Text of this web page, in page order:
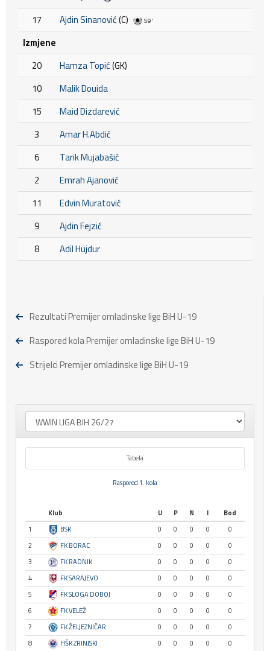
17 Ajdin Sinanović(C) 59'
Izmjene
20
Hamza Topić(GK)
10
Malik Douida
15
Maid Dizdarević
3
Amar H.Abdić
6
Tarik Mujabašić
2
Emrah Ajanović
11
Edvin Muratović
9
Ajdin Fejzić
8
Adil Hujdur
Rezultati Premijer omladinske lige BiH U-19
Raspored kola Premijer omladinske lige BiH U-19
Strijelci Premijer omladinske lige BiH U-19
Tabela
Raspored 1. kola
Klub U P N I
Bod
1
BSK 0 0 0 0
0
2
FK BORAC 0 0 0 0
0
3
FK RADNIK 0 0 0 0
0
4
FK SARAJEVO 0 0 0 0
0
5
FK SLOGA DOBOJ 0 0 0 0
0
6
FK VELEŽ 0 0 0 0
0
7
FK ŽELJEZNIČAR 0 0 0 0
0
8
HŠK ZRINJSKI 0 0 0 0
0